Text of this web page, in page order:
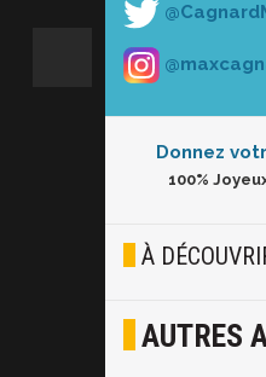
Donnez
Joyeux
100%
À
AUTRES